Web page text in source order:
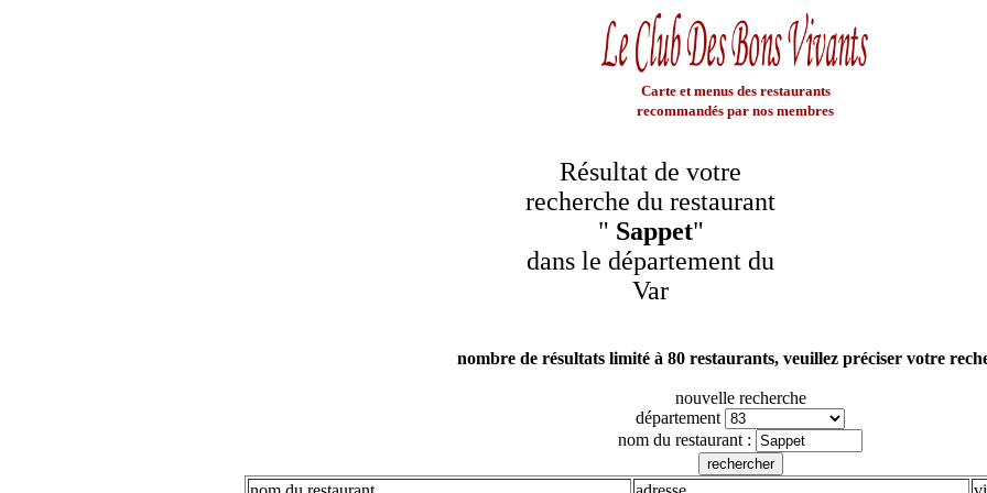
Carte et menus des restaurants
recommandés par nos membres
Résultat de votre
recherche du restaurant
" Sappet"
dans le département du
Var
nombre de résultats limité à 80 restaurants, veuillez préciser votre
nouvelle recherche
département
nom du restaurant :